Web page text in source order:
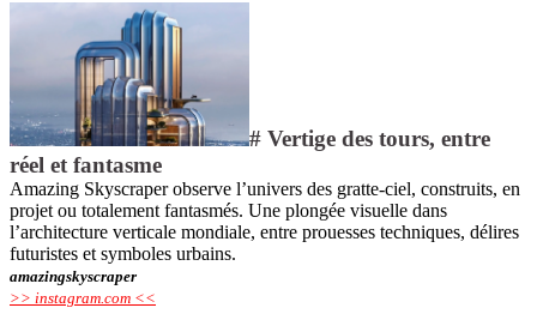
# Vertige des tours, entre
réel et fantasme
Amazing Skyscraper observe l’univers des gratte-ciel, construits, en
projet ou totalement fantasmés. Une plongée visuelle dans
l’architecture verticale mondiale, entre prouesses techniques, délires
futuristes et symboles urbains.
amazingskyscraper
>> instagram.com <<